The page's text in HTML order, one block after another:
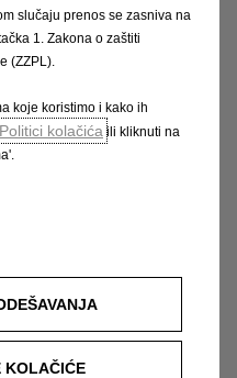
slučaju prenos se zasniva na
1. Zakona o zaštiti
(ZZPL).
koje koristimo i kako ih
Politici kolačića ili kliknuti na
KOLAČIĆE